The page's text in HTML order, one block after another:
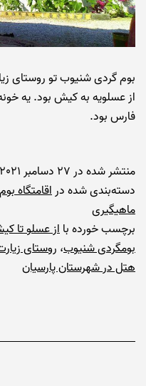
بوم گردی شنیوب تو روستای
از عسلویه به کیش بود. یه
فارس بود.
منتشر شده در 27 دسامبر 2021
دسته‌بندی شده در اقامتگاه
ماهیگیری
برچسب خورده با از عسلو تا
بومگردی شنیوب، روستای
هتل در شهرستان پارسیان